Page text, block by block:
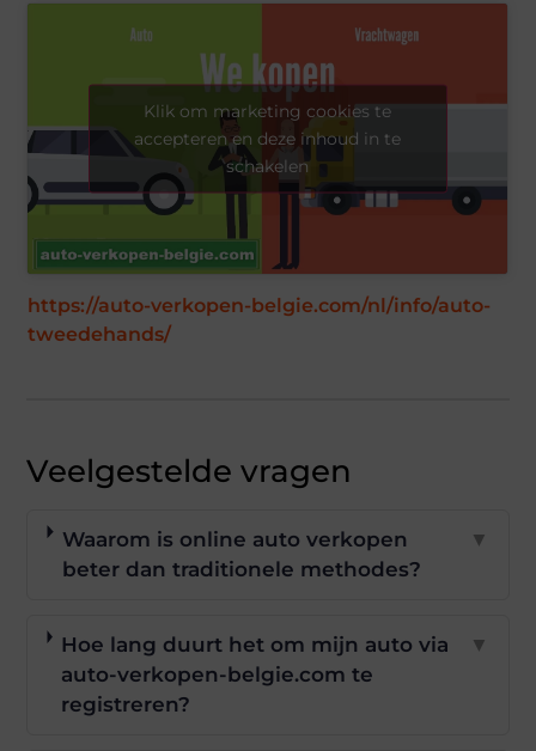
Klik om marketing cookies te
accepteren en deze inhoud in te
schakelen
https://auto-verkopen-belgie.com/nl/info/auto-
tweedehands/
Veelgestelde vragen
Waarom is online auto verkopen
beter dan traditionele methodes?
▼
Hoe lang duurt het om mijn auto via
auto-verkopen-belgie.com te
registreren?
▼